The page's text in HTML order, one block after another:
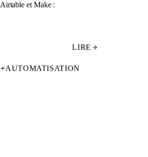
et Make :
LIRE
+AUTOMATISATION